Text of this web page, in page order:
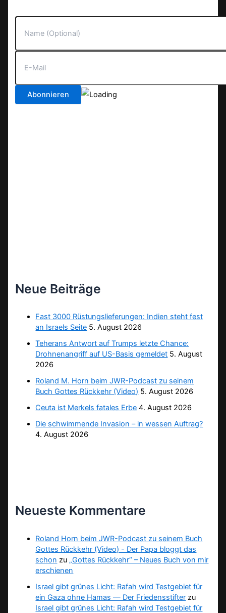
Neue Beiträge
Fast 3000 Rüstungslieferungen: Indien steht fest
an Israels Seite 5. August 2026
Teherans Antwort auf Trumps letzte Chance:
Drohnenangriff auf US-Basis gemeldet 5. August
2026
Roland M. Horn beim JWR-Podcast zu seinem
Buch Gottes Rückkehr (Video) 5. August 2026
Ceuta ist Merkels fatales Erbe 4. August 2026
Die schwimmende Invasion – in wessen Auftrag?
4. August 2026
Neueste Kommentare
Roland Horn beim JWR-Podcast zu seinem Buch
Gottes Rückkehr (Video) - Der Papa bloggt das
schon zu „Gottes Rückkehr“ – Neues Buch von mir
erschienen
Israel gibt grünes Licht: Rafah wird Testgebiet für
ein Gaza ohne Hamas — Der Friedensstifter zu
Israel gibt grünes Licht: Rafah wird Testgebiet für